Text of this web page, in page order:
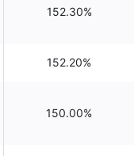
152.30%
152.20%
150.00%